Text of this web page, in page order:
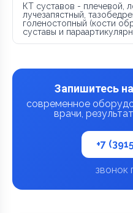
КТ суставов - плечевой,
лучезапястный,
голеностопный (кости
суставы и
Запишитесь
современное
врачи,
+7
звонок